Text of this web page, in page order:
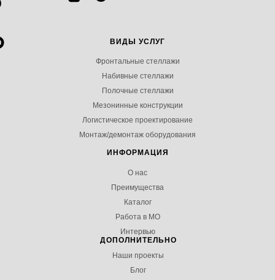
ВИДЫ УСЛУГ
Фронтальные стеллажи
Набивные стеллажи
Полочные стеллажи
Мезонинные конструкции
Логистическое проектирование
Монтаж/демонтаж оборудования
ИНФОРМАЦИЯ
О нас
Преимущества
Каталог
Работа в МО
Интервью
ДОПОЛНИТЕЛЬНО
Наши проекты
Блог